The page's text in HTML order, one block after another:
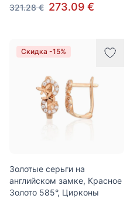
321.28 € 273.09 €
Скидка -15%
Золотые серьги на
английском замке, Красное
Золото 585°, Цирконы